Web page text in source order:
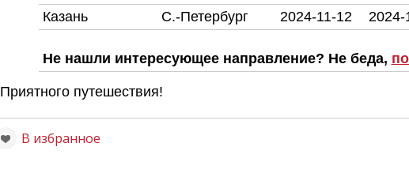
Казань
С.-Петербург 2024-11-12 2024-
Не нашли интересующее направление? Не беда,
Приятного путешествия!
В избранное